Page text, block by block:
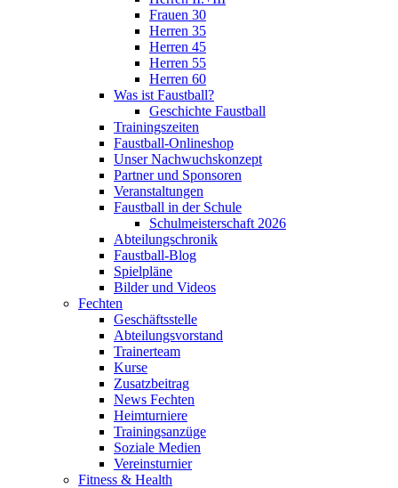
Frauen 30
Herren 35
Herren 45
Herren 55
Herren 60
Was ist Faustball?
Geschichte Faustball
Trainingszeiten
Faustball-Onlineshop
Unser Nachwuchskonzept
Partner und Sponsoren
Veranstaltungen
Faustball in der Schule
Schulmeisterschaft 2026
Abteilungschronik
Faustball-Blog
Spielpläne
Bilder und Videos
Fechten
Geschäftsstelle
Abteilungsvorstand
Trainerteam
Kurse
Zusatzbeitrag
News Fechten
Heimturniere
Trainingsanzüge
Soziale Medien
Vereinsturnier
Fitness & Health